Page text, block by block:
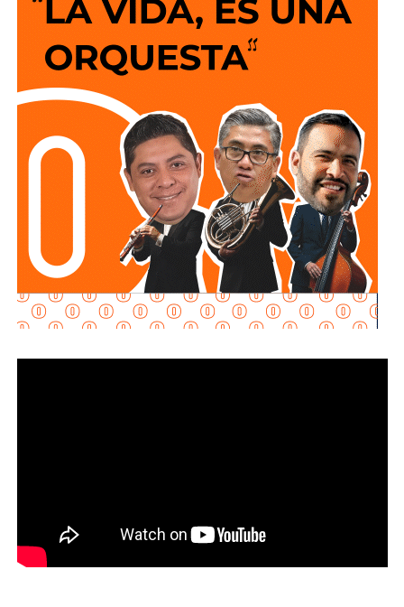
Estas acciones tienen como objetivoincrementar la
de los reductores de velocidad,
circulación más segura y brindar
mejores condiciones
automovilistas, motociclistas, ciclistas y
peatones
que diariamente utilizan esta importante vialidad.
ElGobierno de la Capital agradece la comprensión y
estas labores e invita arespetarla señalización